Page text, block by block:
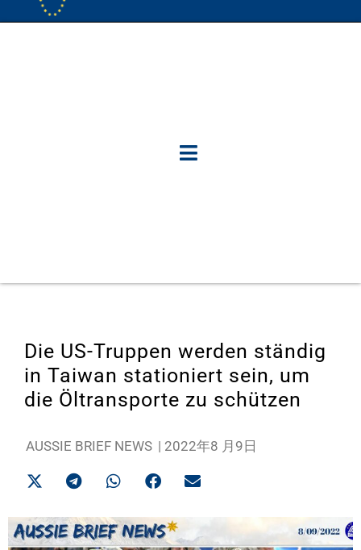
Die US-Truppen werden ständig
in Taiwan stationiert sein, um
die Öltransporte zu schützen
AUSSIE BRIEF NEWS | 2022年8 月9日